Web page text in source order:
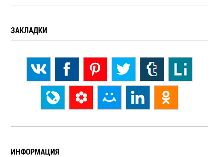
ЗАКЛАДКИ
ИНФОРМАЦИЯ